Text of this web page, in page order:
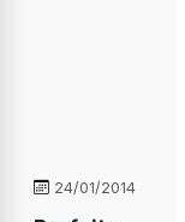
24/01/2014